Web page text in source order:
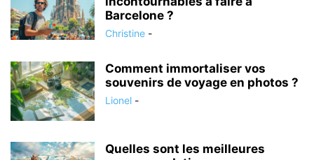
Barcelone ?
Christine -
Comment immortaliser vos
souvenirs de voyage en photos ?
Lionel -
Quelles sont les meilleures